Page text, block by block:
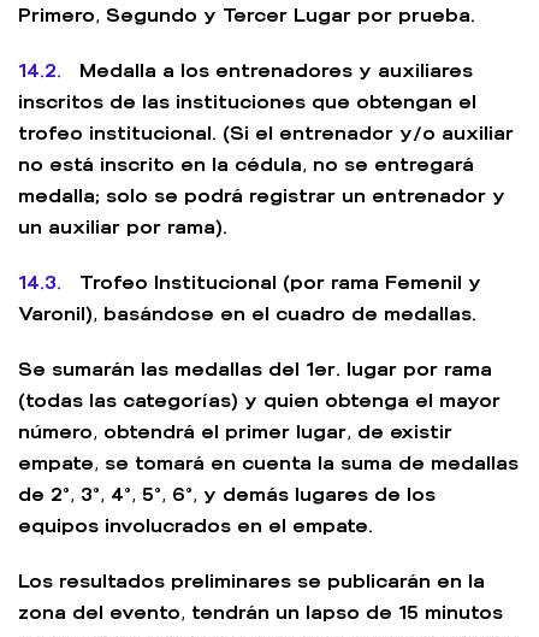
Primero, Segundo y Tercer Lugar por prueba.
14.2. Medalla a los entrenadores y auxiliares
inscritos de las instituciones que obtengan el
trofeo institucional. (Si el entrenador y/o auxiliar
no está inscrito en la cédula, no se entregará
medalla; solo se podrá registrar un entrenador y
un auxiliar por rama).
14.3. Trofeo Institucional (por rama Femenil y
Varonil), basándose en el cuadro de medallas.
Se sumarán las medallas del 1er. lugar por rama
(todas las categorías) y quien obtenga el mayor
número, obtendrá el primer lugar, de existir
empate, se tomará en cuenta la suma de medallas
de 2°, 3°, 4°, 5°, 6°, y demás lugares de los
equipos involucrados en el empate.
Los resultados preliminares se publicarán en la
zona del evento, tendrán un lapso de 15 minutos